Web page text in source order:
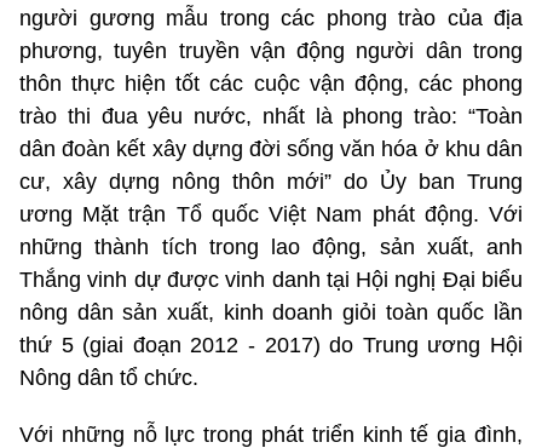
người gương mẫu trong các phong trào của địa
phương, tuyên truyền vận động người dân trong
thôn thực hiện tốt các cuộc vận động, các phong
trào thi đua yêu nước, nhất là phong trào: “Toàn
dân đoàn kết xây dựng đời sống văn hóa ở khu dân
cư, xây dựng nông thôn mới” do Ủy ban Trung
ương Mặt trận Tổ quốc Việt Nam phát động. Với
những thành tích trong lao động, sản xuất, anh
Thắng vinh dự được vinh danh tại Hội nghị Đại biểu
nông dân sản xuất, kinh doanh giỏi toàn quốc lần
thứ 5 (giai đoạn 2012 - 2017) do Trung ương Hội
Nông dân tổ chức.
Với những nỗ lực trong phát triển kinh tế gia đình,